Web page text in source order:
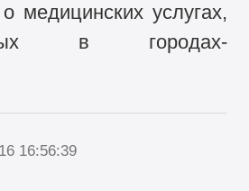
медицинских услугах,
в городах-
16:56:39